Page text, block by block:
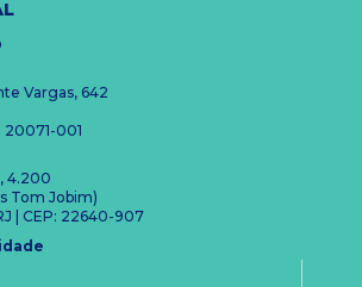
Vargas, 642
20071-001
4.200
Tom Jobim)
| CEP: 22640-907